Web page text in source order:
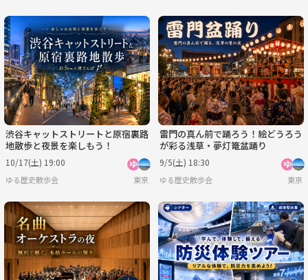
渋谷キャットストリートと原宿裏路
地散歩と夜景を楽しもう！
10/17(土) 19:00
ゆる歴史散歩会 東京
雷門の真ん前で踊ろう！絵どうろう
が彩る浅草・夢灯篭盆踊り
9/5(土) 18:30
ゆる歴史散歩会 東京